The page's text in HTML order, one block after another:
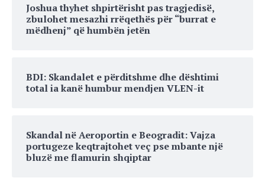
Joshua thyhet shpirtërisht pas tragjedisë,
zbulohet mesazhi rrëqethës për “burrat e
mëdhenj” që humbën jetën
BDI: Skandalet e përditshme dhe dështimi
total ia kanë humbur mendjen VLEN-it
Skandal në Aeroportin e Beogradit: Vajza
portugeze keqtrajtohet veç pse mbante një
bluzë me flamurin shqiptar